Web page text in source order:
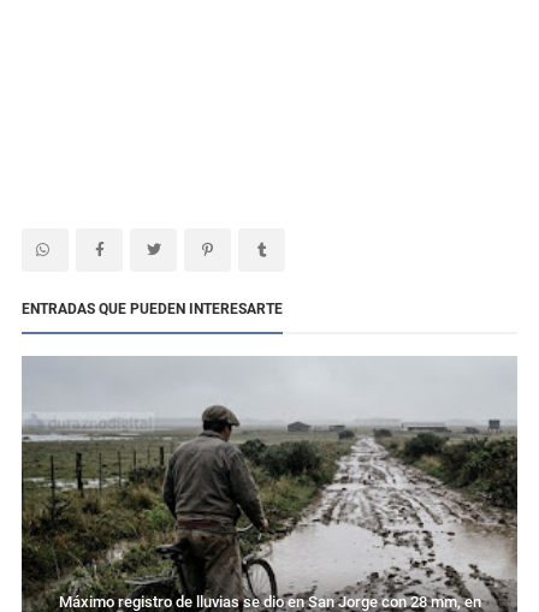
ENTRADAS QUE PUEDEN INTERESARTE
Máximo registro de lluvias se dio en San Jorge con 28 mm, en